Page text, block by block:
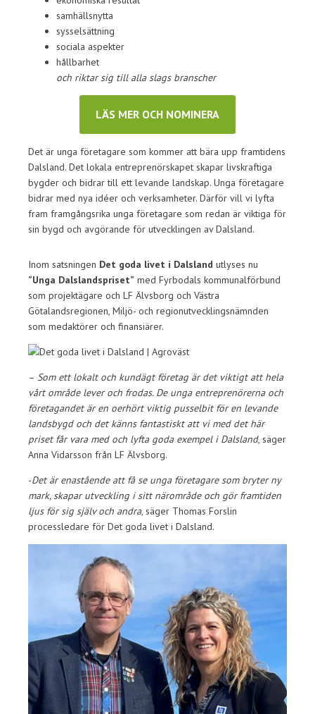
samhällsnytta
sysselsättning
sociala aspekter
hållbarhet
och riktar sig till alla slags branscher
LÄS MER OCH NOMINERA
Det är unga företagare som kommer att bära upp framtidens
Dalsland. Det lokala entreprenörskapet skapar livskraftiga
bygder och bidrar till ett levande landskap. Unga företagare
bidrar med nya idéer och verksamheter. Därför vill vi lyfta
fram framgångsrika unga företagare som redan är viktiga för
sin bygd och avgörande för utvecklingen av Dalsland.
Inom satsningen Det goda livet i Dalsland utlyses nu
”Unga Dalslandspriset” med Fyrbodals kommunalförbund
som projektägare och LF Älvsborg och Västra
Götalandsregionen, Miljö- och regionutvecklingsnämnden
som medaktörer och finansiärer.
– Som ett lokalt och kundägt företag är det viktigt att hela
vårt område lever och frodas. De unga entreprenörerna och
företagandet är en oerhört viktig pusselbit för en levande
landsbygd och det känns fantastiskt att vi med det här
priset får vara med och lyfta goda exempel i Dalsland, säger
Anna Vidarsson från LF Älvsborg.
-Det är enastående att få se unga företagare som bryter ny
mark, skapar utveckling i sitt närområde och gör framtiden
ljus för sig själv och andra, säger Thomas Forslin
processledare för Det goda livet i Dalsland.